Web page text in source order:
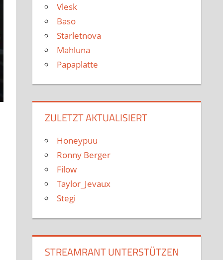
Vlesk
Baso
Starletnova
Mahluna
Papaplatte
ZULETZT AKTUALISIERT
Honeypuu
Ronny Berger
Filow
Taylor_Jevaux
Stegi
STREAMRANT UNTERSTÜTZEN